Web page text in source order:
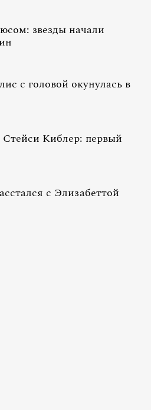
звезды начали
с головой окунулась в
Киблер: первый
с Элизабеттой